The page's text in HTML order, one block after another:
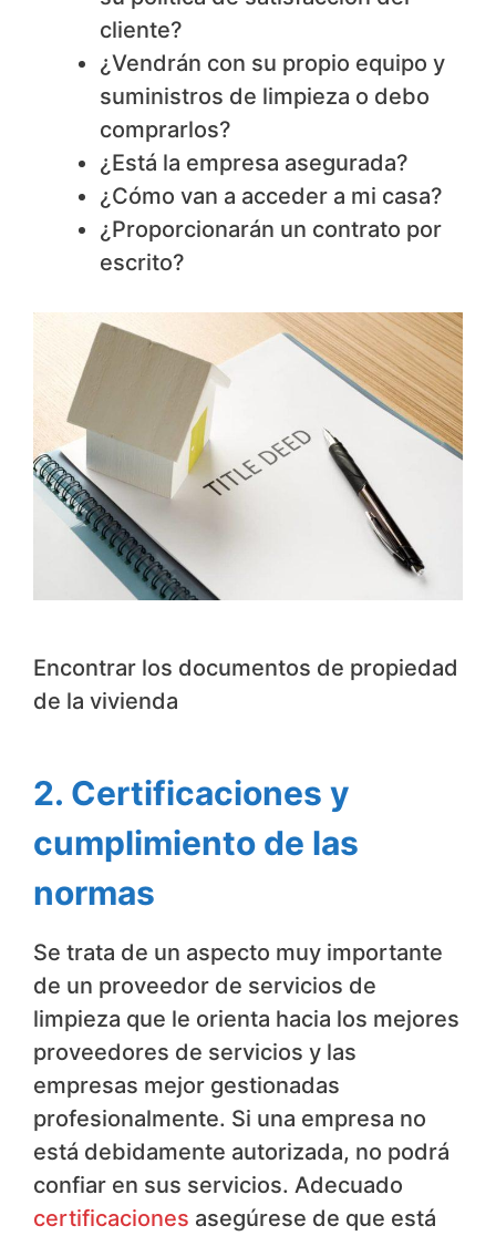
cliente?
¿Vendrán con su propio equipo y
suministros de limpieza o debo
comprarlos?
¿Está la empresa asegurada?
¿Cómo van a acceder a mi casa?
¿Proporcionarán un contrato por
escrito?
Encontrar los documentos de propiedad
de la vivienda
2. Certificaciones y
cumplimiento de las
normas
Se trata de un aspecto muy importante
de un proveedor de servicios de
limpieza que le orienta hacia los mejores
proveedores de servicios y las
empresas mejor gestionadas
profesionalmente. Si una empresa no
está debidamente autorizada, no podrá
confiar en sus servicios. Adecuado
certificaciones asegúrese de que está